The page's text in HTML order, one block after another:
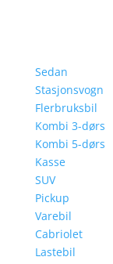
Sedan
Stasjonsvogn
Flerbruksbil
Kombi 3-dørs
Kombi 5-dørs
Kasse
SUV
Pickup
Varebil
Cabriolet
Lastebil